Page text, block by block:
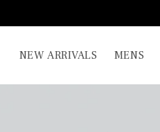
TIME AFTER TIME
NEW ARRIVALS MENS